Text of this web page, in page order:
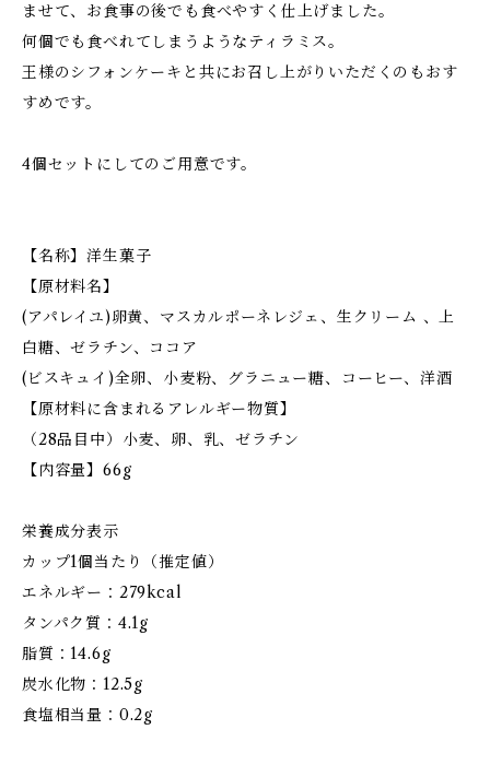
ませて、お食事の後でも食べやすく仕上げました。
何個でも食べれてしまうようなティラミス。
王様のシフォンケーキと共にお召し上がりいただくのもおす
すめです。
4個セットにしてのご用意です。
【名称】洋生菓子
【原材料名】
(アパレイユ)卵黄、マスカルポーネレジェ、生クリーム 、上
白糖、ゼラチン、ココア
(ビスキュイ)全卵、小麦粉、グラニュー糖、コーヒー、洋酒
【原材料に含まれるアレルギー物質】
（28品目中）小麦、卵、乳、ゼラチン
【内容量】66g
栄養成分表示
カップ1個当たり（推定値）
エネルギー：279kcal
タンパク質：4.1g
脂質：14.6g
炭水化物：12.5g
食塩相当量：0.2g